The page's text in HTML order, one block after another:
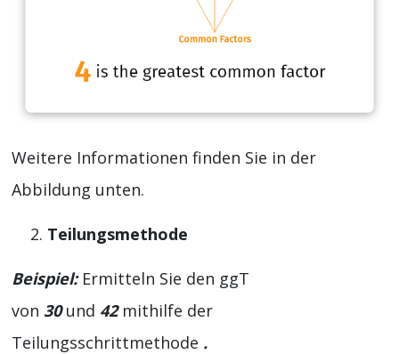
Weitere Informationen finden Sie in der
Abbildung unten.
Teilungsmethode
Beispiel: Ermitteln Sie den ggT
von 30und 42 mithilfe der
Teilungsschrittmethode .